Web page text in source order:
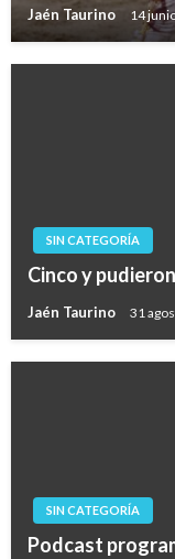
Jaén Taurino 14
SIN CATEGORÍA
Cinco y
Jaén Taurino 31
SIN CATEGORÍA
Podcast